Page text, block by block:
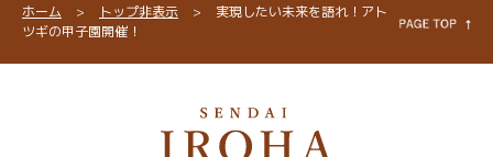
ホーム > トップ非表示 >
実現したい未来を語れ！アト
ツギの甲子園開催！